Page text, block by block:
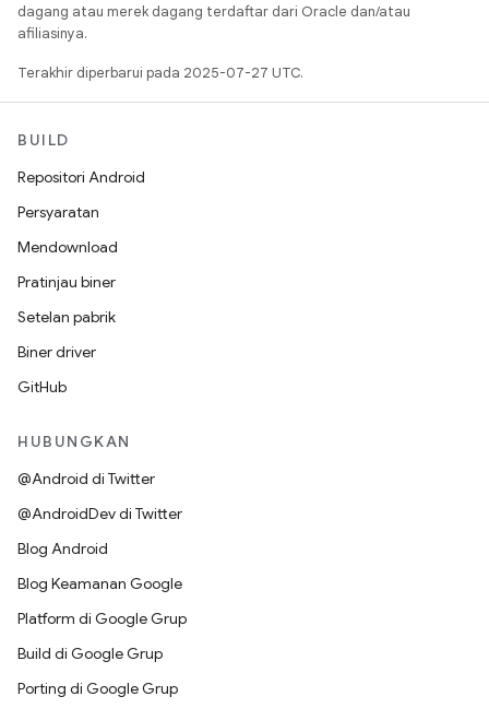
dagang atau merek dagang terdaftar dari Oracle dan/atau
afiliasinya.
Terakhir diperbarui pada 2025-07-27 UTC.
BUILD
Repositori Android
Persyaratan
Mendownload
Pratinjau biner
Setelan pabrik
Biner driver
GitHub
HUBUNGKAN
@Android di Twitter
@AndroidDev di Twitter
Blog Android
Blog Keamanan Google
Platform di Google Grup
Build di Google Grup
Porting di Google Grup